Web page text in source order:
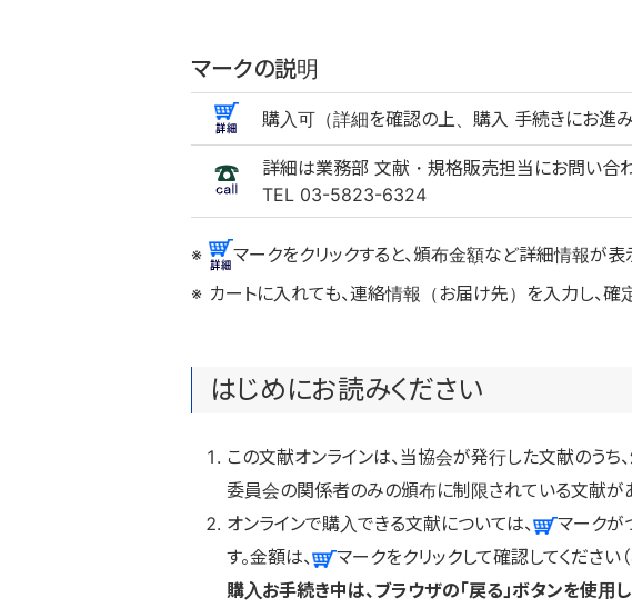
マークの説明
購入可（詳細を確認の上、購入 手続きにお進み
詳細は業務部 文献・規格販売担当にお問い合
TEL 03-5823-6324
マークをクリックすると、頒布金額など詳細情報が表
カートに入れても、連絡情報（お届け先）を入力し、
はじめにお読みください
この文献オンラインは、当協会が発行した文献のうち
委員会の関係者のみの頒布に制限されている文献が
オンラインで購入できる文献については、
マークが
す。金額は、
マークをクリックして確認してください
購入お手続き中は、ブラウザの「戻る」ボタンを使